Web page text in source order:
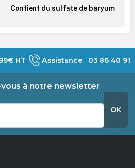
Contient du sulfate de baryum
HT Assistance 03 86 40 91
vous à notre newsletter
OK